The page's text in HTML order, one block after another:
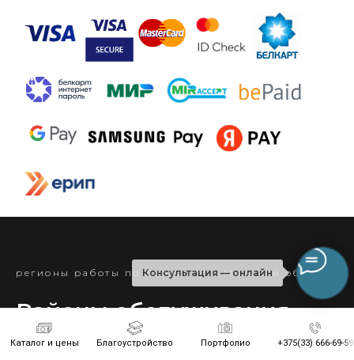
Каталог и цены Благоустройство Портфолио +375(33) 666-69-59
Консультация — онлайн
регионы работы по Борисову и Минской области
Районы обслуживания